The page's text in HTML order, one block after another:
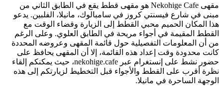
مقهى Nekohige Cafe هو مقهى قطط يقع في الطابق الثاني من
مبنى في شارع فيسنتي كروز في سامبالوك، مانيلا، الفلبين. يدعو
هذا المكان الحميم محبي القطط إلى الزيارة وقضاء الوقت مع
القطط المقيمة في أجواء مريحة في الطابق العلوي. وعلى الرغم
من أن المعلومات التفصيلية حول قائمة المقهى وعروضه المحددة
كانت محدودة وقت إعداد هذه القائمة، إلا أن المقهى يحافظ على
حضور نشط على إنستغرام عبر nekohige.cafe، حيث يمكنكم إلقاء
نظرة أقرب على القطط والأجواء قبل التخطيط لزيارتكم إلى هذه
الوجهة الساحرة في مانيلا.